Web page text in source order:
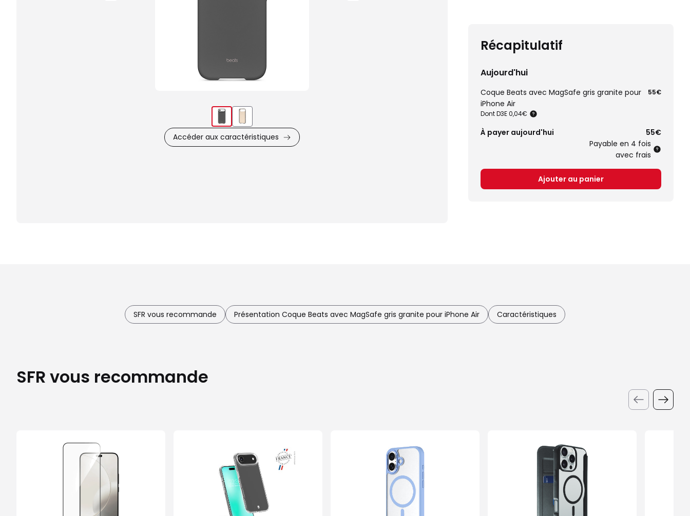
Accéder aux caractéristiques
Récapitulatif
Aujourd'hui
Coque Beats avec MagSafe gris granite pour
iPhone Air
Dont D3E 0,04€
55€
À payer aujourd'hui
55€
Payable en 4 fois
avec frais
Ajouter au panier
SFR vous recommande Présentation Coque Beats avec MagSafe gris granite pour iPhone Air Caractéristiques
SFR vous recommande